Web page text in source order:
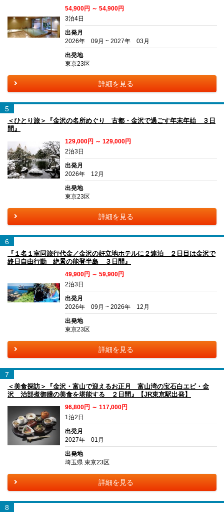
54,900円 ～ 54,900円
3泊4日
出発月
2026年 09月 ~ 2027年 03月
出発地
東京23区
詳細を見る
5
＜ひとり旅＞『金沢の名所めぐり 古都・金沢で過ごす年末年始 ３日
間』
129,000円 ～ 129,000円
2泊3日
出発月
2026年 12月
出発地
東京23区
詳細を見る
6
『１名１室同旅行代金／金沢の好立地ホテルに２連泊 ２日目は金沢で
終日自由行動 絶景の能登半島 ３日間』
49,900円 ～ 59,900円
2泊3日
出発月
2026年 09月 ~ 2026年 12月
出発地
東京23区
詳細を見る
7
＜美食探訪＞『金沢・富山で迎えるお正月 富山湾の宝石白エビ・金
沢 治部煮御膳の美食を堪能する ２日間』【JR東京駅出発】
96,800円 ～ 117,000円
1泊2日
出発月
2027年 01月
出発地
埼玉県 東京23区
詳細を見る
8